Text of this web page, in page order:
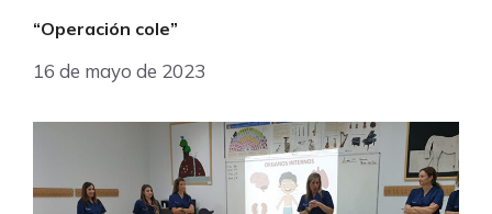
“Operación cole”
16 de mayo de 2023